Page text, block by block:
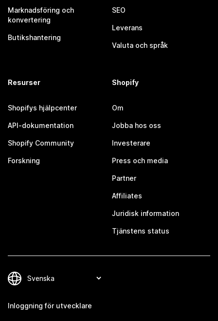
Marknadsföring och
konvertering
Butikshantering
SEO
Leverans
Valuta och språk
Resurser
Shopifys hjälpcenter
API-dokumentation
Shopify Community
Forskning
Shopify
Om
Jobba hos oss
Investerare
Press och media
Partner
Affiliates
Juridisk information
Tjänstens status
Inloggning för utvecklare